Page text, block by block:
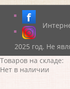
2025 год. Не
Товаров на складе:
Нет в наличии